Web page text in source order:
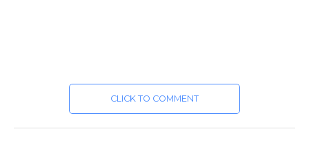
CLICK TO COMMENT